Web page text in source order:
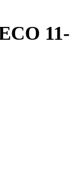
11-